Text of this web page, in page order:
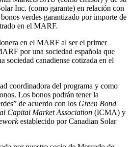
Inc. (como garante) en relación con
verdes garantizado por importe de
en el MARF.
en el MARF al ser el primer
por una sociedad española que
sociedad canadiense cotizada en el
coordinadora del programa y como
Los bonos podrán tener la
de acuerdo con los Green Bond
Capital Market Association (ICMA) y
establecido por Canadian Solar